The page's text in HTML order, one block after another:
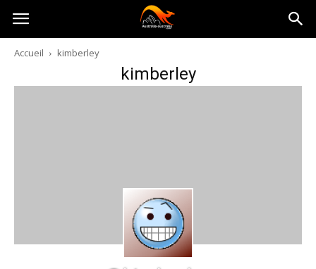
Australia-
australie.com
Accueil kimberley
kimberley